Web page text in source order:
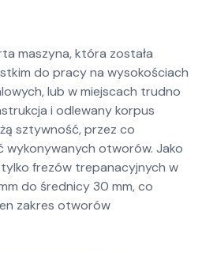
maszyna, która została
do pracy na wysokościach
lub w miejscach trudno
i odlewany korpus
sztywność, przez co
wykonywanych otworów. Jako
frezów trepanacyjnych w
do średnicy 30 mm, co
zakres otworów